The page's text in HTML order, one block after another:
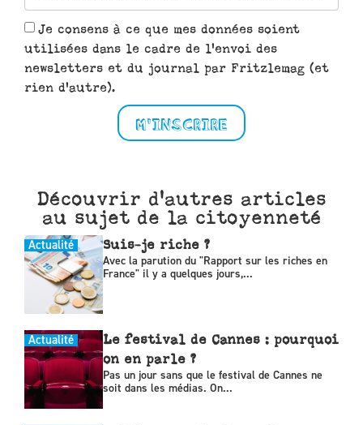
Je consens à ce que mes données soient
utilisées dans le cadre de l'envoi des
newsletters et du journal par Fritzlemag (et
rien d'autre).
M'INSCRIRE
Découvrir d'autres articles
au sujet de la citoyenneté
Actualité Suis-je riche ?
Avec la parution du "Rapport sur les riches en
France" il y a quelques jours,...
Actualité
Le festival de Cannes : pourquoi
on en parle ?
Pas un jour sans que le festival de Cannes ne
soit dans les médias. On...